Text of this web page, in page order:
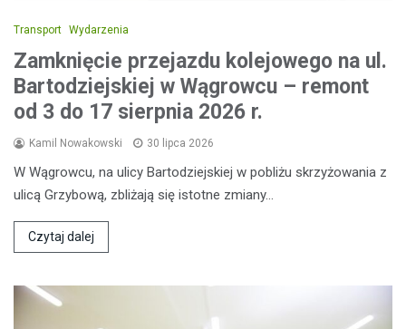
Transport Wydarzenia
Zamknięcie przejazdu kolejowego na ul.
Bartodziejskiej w Wągrowcu – remont
od 3 do 17 sierpnia 2026 r.
Kamil Nowakowski 30 lipca 2026
W Wągrowcu, na ulicy Bartodziejskiej w pobliżu skrzyżowania z
ulicą Grzybową, zbliżają się istotne zmiany…
Czytaj dalej